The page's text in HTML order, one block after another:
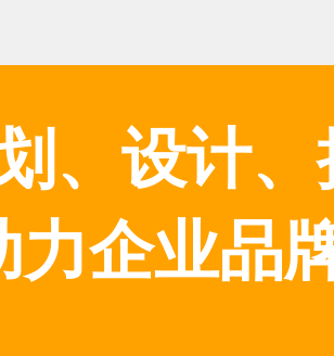
、设计、
力企业品